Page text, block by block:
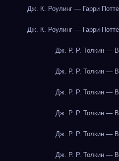
Дж. К. Роулинг — Гарри
Дж. К. Роулинг — Гарри
Дж. Р. Р. Толкин —
Дж. Р. Р. Толкин —
Дж. Р. Р. Толкин —
Дж. Р. Р. Толкин —
Дж. Р. Р. Толкин —
Дж. Р. Р. Толкин —